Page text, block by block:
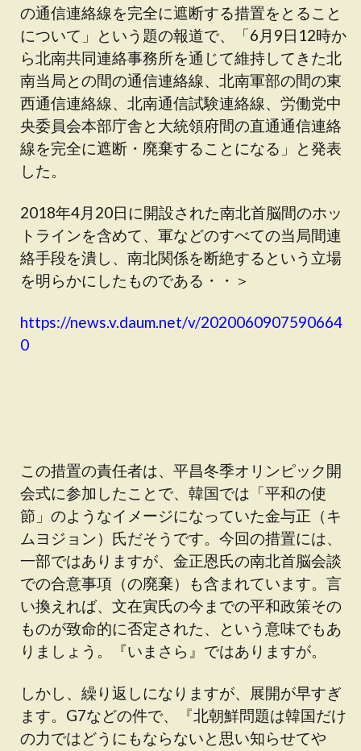
の通信連絡線を完全に遮断する措置をとること
について」という題の報道で、「6月9日12時か
ら北南共同連絡事務所を通じて維持してきた北
南当局との間の通信連絡線、北南軍部の間の東
西通信連絡線、北南通信試験連絡線、労働党中
央委員会本部庁舎と大統領府間の直通通信連絡
線を完全に遮断・廃棄することになる」と発表
した。
2018年4月20日に開設された南北首脳間のホッ
トラインを含めて、軍などのすべての当局間連
絡手段を潰し、南北関係を断絶するという立場
を明らかにしたものである・・＞
https://news.v.daum.net/v/2020060907590664
0
この措置の責任者は、平昌冬季オリンピック開
会式に参加したことで、韓国では「平和の使
節」のようなイメージになっていた金与正（キ
ムヨジョン）氏だそうです。今回の措置には、
一部ではありますが、金正恩氏の南北首脳会談
での合意事項（の廃棄）も含まれています。言
い換えれば、文在寅氏の今までの平和政策その
ものが致命的に否定された、という意味でもあ
りましょう。『いまさら』ではありますが。
しかし、繰り返しになりますが、展開が早すぎ
ます。G7などの件で、『北朝鮮問題は韓国だけ
の力ではどうにもならないと思い知らせてや